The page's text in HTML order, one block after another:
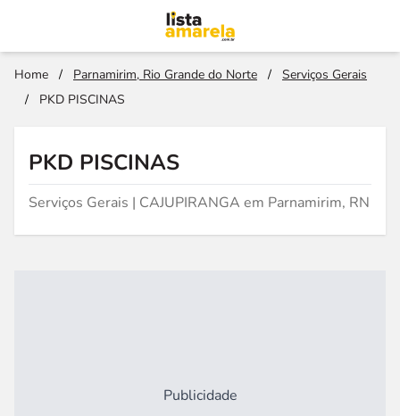
Home / Parnamirim, Rio Grande do Norte /
Serviços Gerais
/
PKD PISCINAS
PKD PISCINAS
Serviços Gerais | CAJUPIRANGA em Parnamirim, RN
Publicidade